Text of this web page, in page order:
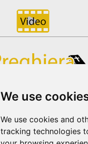
We use
We use cookies and
tracking technologies